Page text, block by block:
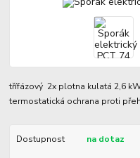
třífázový 2x plotna kulatá 2,6
termostatická ochrana proti
Dostupnost na dotaz